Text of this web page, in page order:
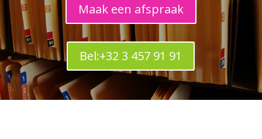
Maak een afspraak
Bel:+32 3 457 91 91